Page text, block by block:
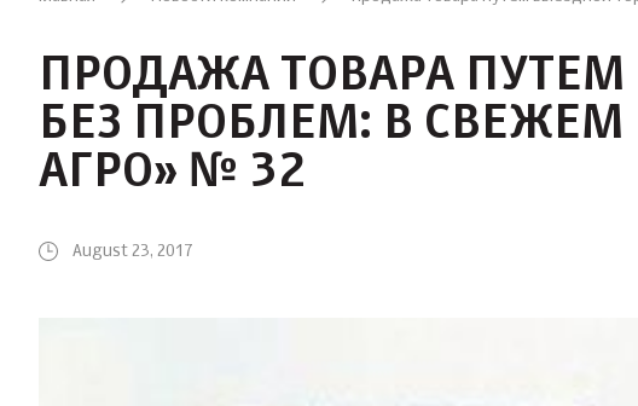
ПРОДАЖА ТОВАРА
БЕЗ ПРОБЛЕМ: В
АГРО» № 32
August 23, 2017